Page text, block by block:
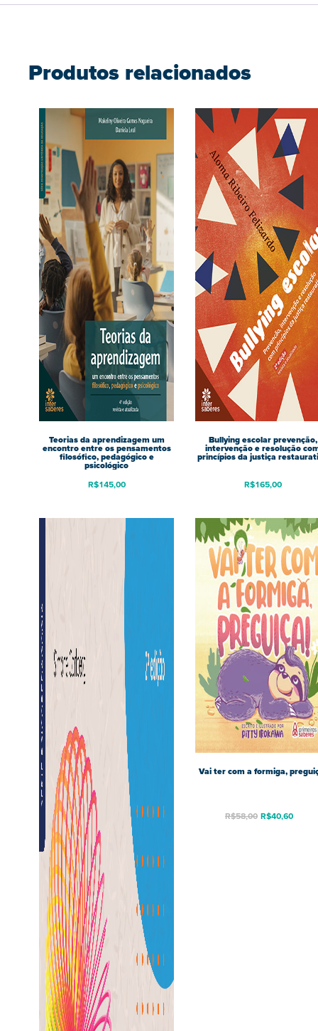
Produtos relacionados
Teorias da aprendizagem um
encontro entre os pensamentos
filosófico, pedagógico e
psicológico
R$145,00
Bullying escolar prevenção,
intervenção e resolução
princípios da justiça
R$165,00
Vai ter com a formiga,
R$58,00 R$40,60